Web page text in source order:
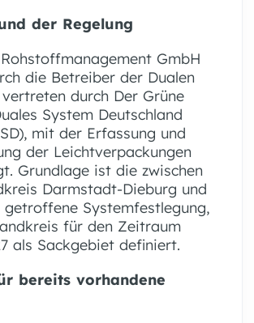
der Regelung
GmbH
die Betreiber der Dualen
durch Der Grüne
System Deutschland
mit der Erfassung und
der Leichtverpackungen
Grundlage ist die zwischen
Darmstadt-Dieburg und
getroffene Systemfestlegung,
für den Zeitraum
als Sackgebiet definiert.
bereits vorhandene